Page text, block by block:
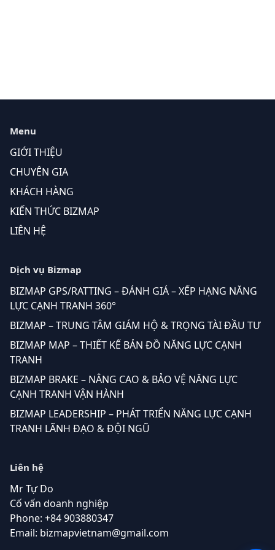
Menu
GIỚI THIỆU
CHUYÊN GIA
KHÁCH HÀNG
KIẾN THỨC BIZMAP
LIÊN HỆ
Dịch vụ Bizmap
BIZMAP GPS/RATTING – ĐÁNH GIÁ – XẾP HẠNG NĂNG
LỰC CẠNH TRANH 360°
BIZMAP – TRUNG TÂM GIÁM HỘ & TRỌNG TÀI ĐẦU TƯ
BIZMAP MAP – THIẾT KẾ BẢN ĐỒ NĂNG LỰC CẠNH
TRANH
BIZMAP BRAKE – NÂNG CAO & BẢO VỆ NĂNG LỰC
CẠNH TRANH VẬN HÀNH
BIZMAP LEADERSHIP – PHÁT TRIỂN NĂNG LỰC CẠNH
TRANH LÃNH ĐẠO & ĐỘI NGŨ
Liên hệ
Mr Tự Do
Cố vấn doanh nghiệp
Phone: +84 903880347
Email: bizmapvietnam@gmail.com